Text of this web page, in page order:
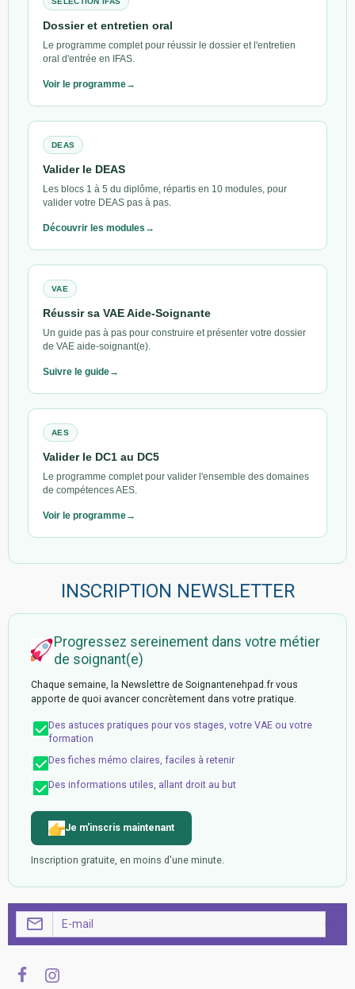
Dossier et entretien oral
Le programme complet pour réussir le dossier et l'entretien
oral d'entrée en IFAS.
Voir le programme
DEAS
Valider le DEAS
Les blocs 1 à 5 du diplôme, répartis en 10 modules, pour
valider votre DEAS pas à pas.
Découvrir les modules
VAE
Réussir sa VAE Aide-Soignante
Un guide pas à pas pour construire et présenter votre dossier
de VAE aide-soignant(e).
Suivre le guide
AES
Valider le DC1 au DC5
Le programme complet pour valider l'ensemble des domaines
de compétences AES.
Voir le programme
INSCRIPTION NEWSLETTER
Progressez sereinement dans votre métier
de soignant(e)
Chaque semaine, la Newslettre de Soignantenehpad.fr vous
apporte de quoi avancer concrètement dans votre pratique.
Des astuces pratiques pour vos stages, votre VAE ou votre
formation
Des fiches mémo claires, faciles à retenir
Des informations utiles, allant droit au but
Je m'inscris maintenant
Inscription gratuite, en moins d'une minute.
OK